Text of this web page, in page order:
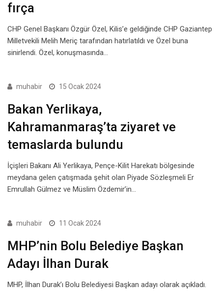
fırça
CHP Genel Başkanı Özgür Özel, Kilis’e geldiğinde CHP Gaziantep
Milletvekili Melih Meriç tarafından hatırlatıldı ve Özel buna
sinirlendi. Özel, konuşmasında…
muhabir 15 Ocak 2024
Bakan Yerlikaya,
Kahramanmaraş’ta ziyaret ve
temaslarda bulundu
İçişleri Bakanı Ali Yerlikaya, Pençe-Kilit Harekatı bölgesinde
meydana gelen çatışmada şehit olan Piyade Sözleşmeli Er
Emrullah Gülmez ve Müslim Özdemir’in…
muhabir 11 Ocak 2024
MHP’nin Bolu Belediye Başkan
Adayı İlhan Durak
MHP, İlhan Durak’ı Bolu Belediyesi Başkan adayı olarak açıkladı.